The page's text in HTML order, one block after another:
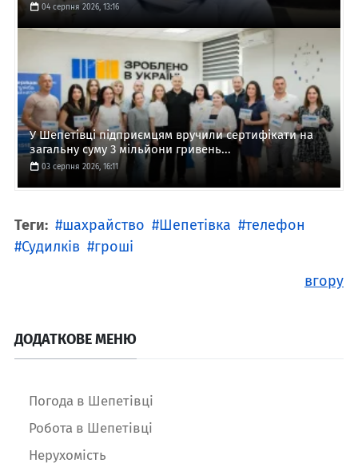
04 серпня 2026, 13:16
У Шепетівці підприємцям вручили сертифікати на
загальну суму 3 мільйони гривень...
03 серпня 2026, 16:11
Теги: шахрайство Шепетівка
телефон
Судилків
гроші
вгору
ДОДАТКОВЕ МЕНЮ
Погода в Шепетівці
Робота в Шепетівці
Нерухомість